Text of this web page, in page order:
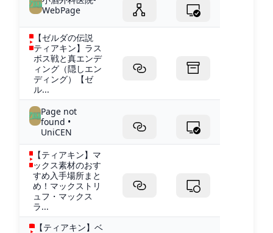
WebPage
【ゼルダの伝説
ティアキン】ラス
ボス戦と真エンデ
ィング（隠しエン
ディング）【ゼ
ル...
Page not
found •
UniCEN
【ティアキン】マ
ックス素材のおす
すめ入手場所まと
め！マックストリ
ュフ・マックス
ラ...
【ティアキン】ベ